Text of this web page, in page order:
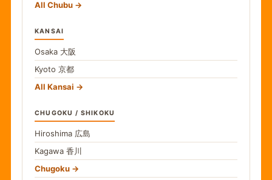
All Chubu
KANSAI
Osaka 大阪
Kyoto 京都
All Kansai
CHUGOKU / SHIKOKU
Hiroshima 広島
Kagawa 香川
Chugoku